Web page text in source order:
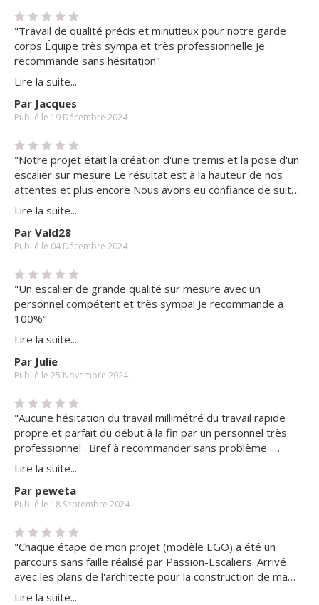
"Travail de qualité précis et minutieux pour notre garde
corps Équipe très sympa et très professionnelle Je
recommande sans hésitation"
Lire la suite...
Par Jacques
Publié le 19 Décembre 2024
"Notre projet était la création d'une tremis et la pose d'un
escalier sur mesure Le résultat est à la hauteur de nos
attentes et plus encore Nous avons eu confiance de suite
grâce à leur écoute et leur professionnalisme. Passion
Escalier a su nous accompagner à chaque étape. Merci à
Mr BERTHOU qui a été notre interlocuteur privilégié mais
merci également à toute l'équipe pour ce fabuleux résultat
Lire la suite...
Par Vald28
Publié le 04 Décembre 2024
"Un escalier de grande qualité sur mesure avec un
personnel compétent et très sympa! Je recommande a
100%"
Lire la suite...
Par Julie
Publié le 25 Novembre 2024
"Aucune hésitation du travail millimétré du travail rapide
propre et parfait du début à la fin par un personnel très
professionnel . Bref à recommander sans problème .
ASTIER YVES"
Lire la suite...
Par peweta
Publié le 18 Septembre 2024
"Chaque étape de mon projet (modèle EGO) a été un
parcours sans faille réalisé par Passion-Escaliers. Arrivé
avec les plans de l'architecte pour la construction de ma
villa j'ai pu bénéficier de conseils et de préconisations en
Lire la suite...